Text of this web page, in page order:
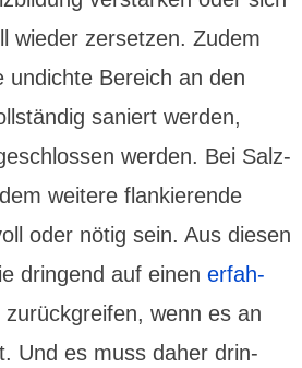
wieder zer­setzen. Zudem
undichte Bereich an den
saniert werden,
werden. Bei Salz­
weitere flan­kie­rende
oder nötig sein. Aus diesen
dringend auf einen erfah­
zurück­greifen, wenn es an
Und es muss daher drin­